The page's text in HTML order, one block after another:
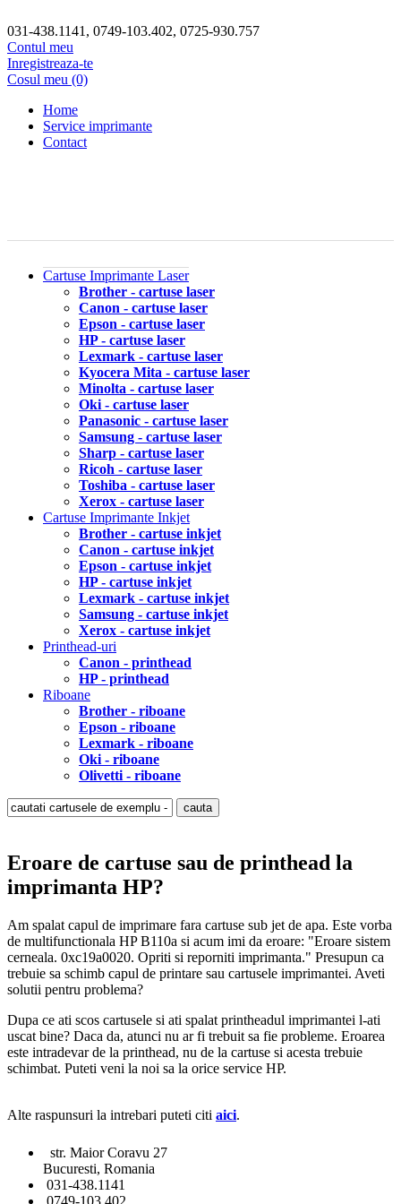
031-438.1141, 0749-103.402, 0725-930.757
Contul meu
Inregistreaza-te
Cosul meu (0)
Home
Service imprimante
Contact
Cartuse Imprimante Laser
Brother - cartuse laser
Canon - cartuse laser
Epson - cartuse laser
HP - cartuse laser
Lexmark - cartuse laser
Kyocera Mita - cartuse laser
Minolta - cartuse laser
Oki - cartuse laser
Panasonic - cartuse laser
Samsung - cartuse laser
Sharp - cartuse laser
Ricoh - cartuse laser
Toshiba - cartuse laser
Xerox - cartuse laser
Cartuse Imprimante Inkjet
Brother - cartuse inkjet
Canon - cartuse inkjet
Epson - cartuse inkjet
HP - cartuse inkjet
Lexmark - cartuse inkjet
Samsung - cartuse inkjet
Xerox - cartuse inkjet
Printhead-uri
Canon - printhead
HP - printhead
Riboane
Brother - riboane
Epson - riboane
Lexmark - riboane
Oki - riboane
Olivetti - riboane
Eroare de cartuse sau de printhead la
imprimanta HP?
Am spalat capul de imprimare fara cartuse sub jet de apa. Este vorba
de multifunctionala HP B110a si acum imi da eroare: "Eroare sistem
cerneala. 0xc19a0020. Opriti si reporniti imprimanta." Presupun ca
trebuie sa schimb capul de printare sau cartusele imprimantei. Aveti
solutii pentru problema?
Dupa ce ati scos cartusele si ati spalat printheadul imprimantei l-ati
uscat bine? Daca da, atunci nu ar fi trebuit sa fie probleme. Eroarea
este intradevar de la printhead, nu de la cartuse si acesta trebuie
schimbat. Puteti veni la noi sa la orice service HP.
Alte raspunsuri la intrebari puteti citi aici.
str. Maior Coravu 27
Bucuresti, Romania
031-438.1141
0749-103 402